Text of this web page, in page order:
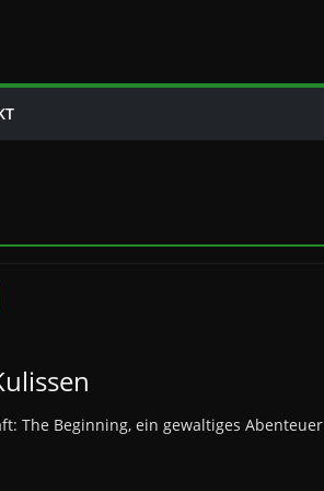
The Beginning, ein gewaltiges Abenteuer